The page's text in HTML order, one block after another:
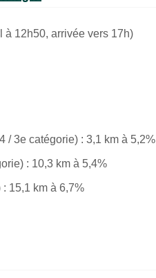
à 12h50, arrivée vers 17h)
/ 3e catégorie) : 3,1 km à 5,2%
: 10,3 km à 5,4%
15,1 km à 6,7%